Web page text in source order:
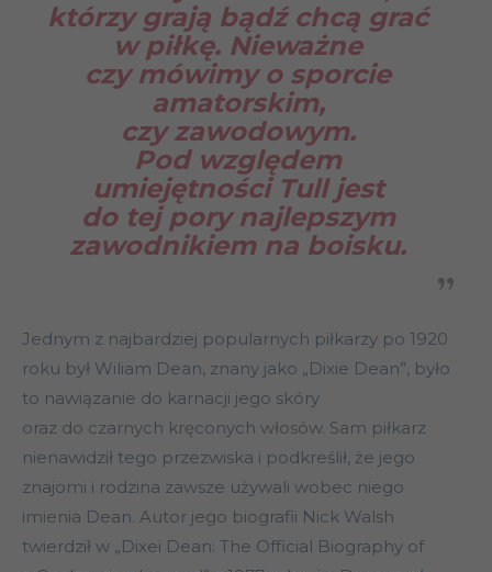
którzy grają bądź chcą grać
w piłkę. Nieważne
czy mówimy o sporcie
amatorskim,
czy zawodowym.
Pod względem
umiejętności Tull jest
do tej pory najlepszym
zawodnikiem na boisku.
Jednym z najbardziej popularnych piłkarzy po 1920
roku był Wiliam Dean, znany jako „Dixie Dean”, było
to nawiązanie do karnacji jego skóry
oraz do czarnych kręconych włosów. Sam piłkarz
nienawidził tego przezwiska i podkreślił, że jego
znajomi i rodzina zawsze używali wobec niego
imienia Dean. Autor jego biografii Nick Walsh
twierdził w „Dixei Dean: The Official Biography of